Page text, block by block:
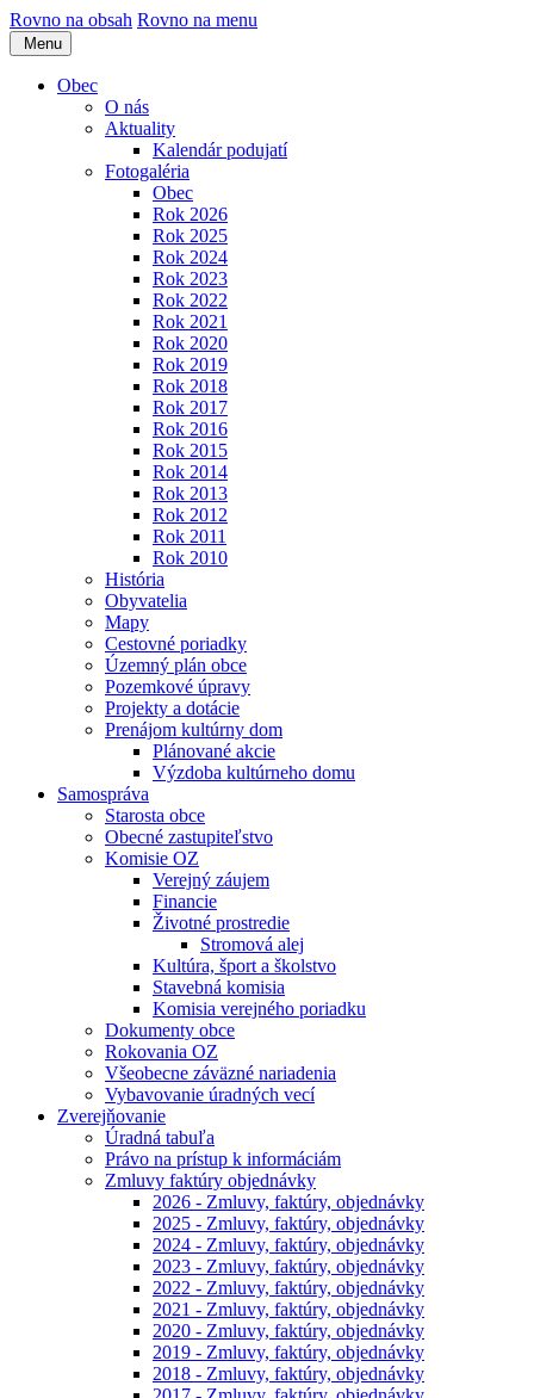
Rovno na obsah Rovno na menu
Menu
Obec
O nás
Aktuality
Kalendár podujatí
Fotogaléria
Obec
Rok 2026
Rok 2025
Rok 2024
Rok 2023
Rok 2022
Rok 2021
Rok 2020
Rok 2019
Rok 2018
Rok 2017
Rok 2016
Rok 2015
Rok 2014
Rok 2013
Rok 2012
Rok 2011
Rok 2010
História
Obyvatelia
Mapy
Cestovné poriadky
Územný plán obce
Pozemkové úpravy
Projekty a dotácie
Prenájom kultúrny dom
Plánované akcie
Výzdoba kultúrneho domu
Samospráva
Starosta obce
Obecné zastupiteľstvo
Komisie OZ
Verejný záujem
Financie
Životné prostredie
Stromová alej
Kultúra, šport a školstvo
Stavebná komisia
Komisia verejného poriadku
Dokumenty obce
Rokovania OZ
Všeobecne záväzné nariadenia
Vybavovanie úradných vecí
Zverejňovanie
Úradná tabuľa
Právo na prístup k informáciám
Zmluvy faktúry objednávky
2026 - Zmluvy, faktúry, objednávky
2025 - Zmluvy, faktúry, objednávky
2024 - Zmluvy, faktúry, objednávky
2023 - Zmluvy, faktúry, objednávky
2022 - Zmluvy, faktúry, objednávky
2021 - Zmluvy, faktúry, objednávky
2020 - Zmluvy, faktúry, objednávky
2019 - Zmluvy, faktúry, objednávky
2018 - Zmluvy, faktúry, objednávky